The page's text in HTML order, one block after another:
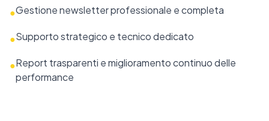
●Gestione newsletter professionale e completa
●Supporto strategico e tecnico dedicato
●Report trasparenti e miglioramento continuo delle
performance